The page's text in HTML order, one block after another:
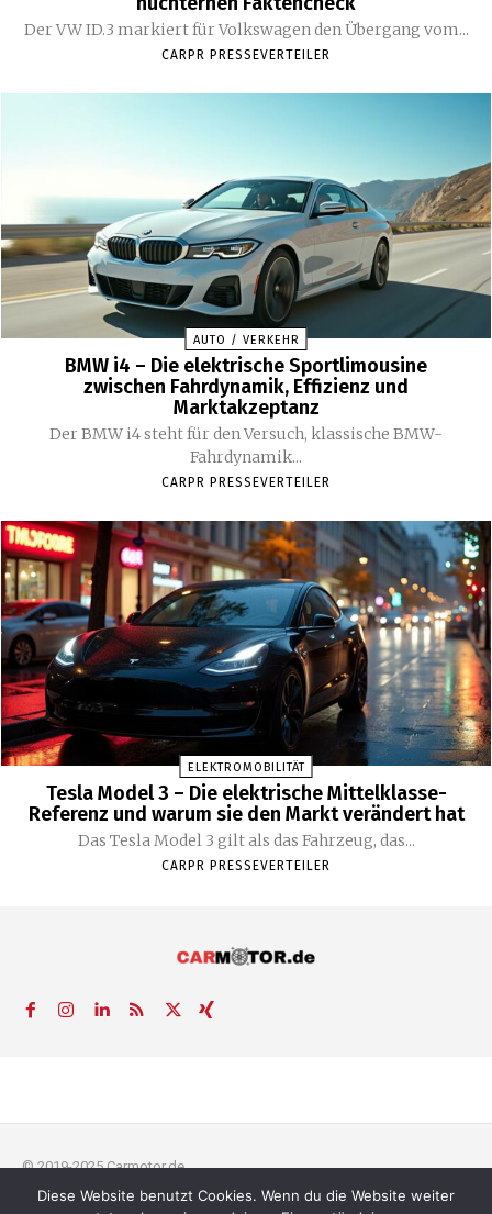
Der VW ID.3 markiert für Volkswagen den Übergang vom...
CARPR PRESSEVERTEILER
AUTO / VERKEHR
BMW i4 – Die elektrische Sportlimousine
zwischen Fahrdynamik, Effizienz und
Marktakzeptanz
Der BMW i4 steht für den Versuch, klassische BMW-
Fahrdynamik...
CARPR PRESSEVERTEILER
ELEKTROMOBILITÄT
Tesla Model 3 – Die elektrische Mittelklasse-
Referenz und warum sie den Markt verändert hat
Das Tesla Model 3 gilt als das Fahrzeug, das...
CARPR PRESSEVERTEILER
© 2019-2025 Carmotor.de
AGB Datenschutzerklärung FAQ Kontakt Impressum News
Diese Website benutzt Cookies. Wenn du die Website weiter